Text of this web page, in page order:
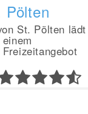
Pölten
St. Pölten lädt